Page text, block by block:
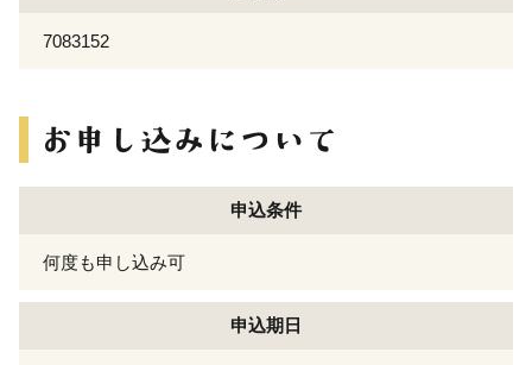
7083152
申込条件
何度も申し込み可
申込期日